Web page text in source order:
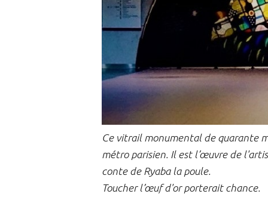
Ce vitrail monumental de quarante
métro parisien. Il est l’œuvre de
conte de Ryaba la poule.
Toucher l’œuf d'or porterait chance.